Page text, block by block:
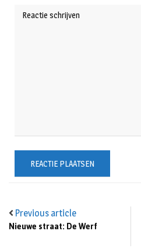
Previous article
Nieuwe straat: De Werf